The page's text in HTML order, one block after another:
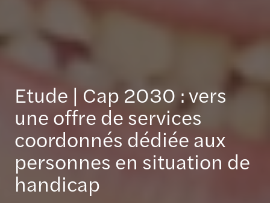
Etude | Cap 2030 : vers
une offre de services
coordonnés dédiée aux
personnes en situation de
handicap